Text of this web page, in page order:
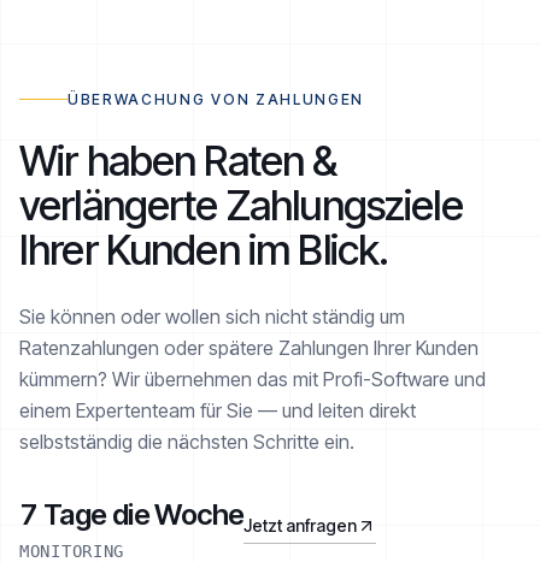
ÜBERWACHUNG VON ZAHLUNGEN
Wir haben Raten &
verlängerte Zahlungsziele
Ihrer Kunden im Blick.
Sie können oder wollen sich nicht ständig um
Ratenzahlungen oder spätere Zahlungen Ihrer Kunden
kümmern? Wir übernehmen das mit Profi-Software und
einem Expertenteam für Sie — und leiten direkt
selbstständig die nächsten Schritte ein.
7 Tage die Woche
MONITORING
Jetzt anfragen